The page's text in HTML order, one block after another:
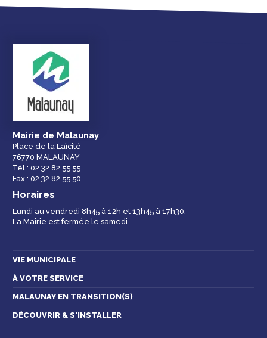
Droits et
démarches
Espace famille
Mairie de Malaunay
Place de la Laïcité
76770 MALAUNAY
Tél : 02 32 82 55 55
Fax : 02 32 82 55 50
Horaires
Lundi au vendredi 8h45 à 12h et 13h45 à 17h30.
La Mairie est fermée le samedi.
VIE MUNICIPALE
À VOTRE SERVICE
MALAUNAY EN TRANSITION(S)
DÉCOUVRIR & S'INSTALLER